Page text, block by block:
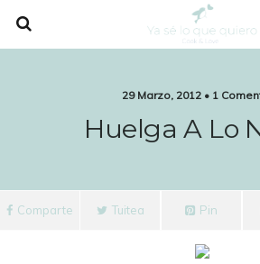
29 Marzo, 2012 • 1
Huelga A Lo
Comparte Tuitea Pin